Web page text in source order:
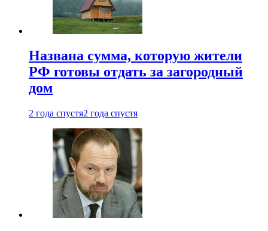
Названа сумма, которую жители
РФ готовы отдать за загородный
дом
2 года спустя2 года спустя